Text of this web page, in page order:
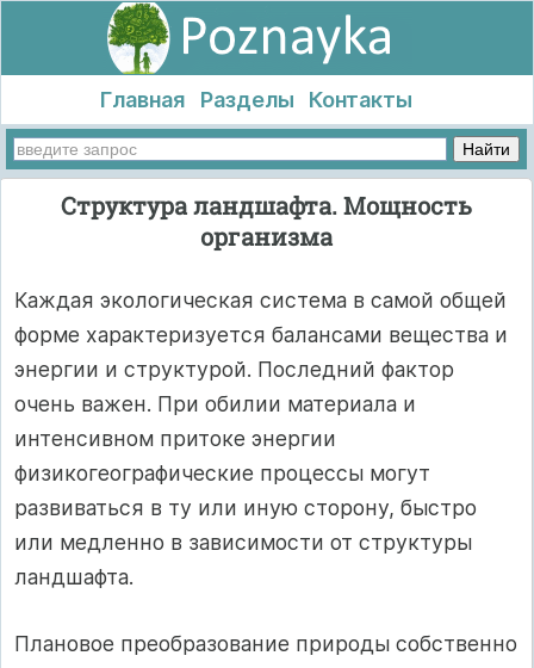
Главная Разделы Контакты
Структура ландшафта. Мощность
организма
Каждая экологическая система в самой общей
форме характеризуется балансами вещества и
энергии и структурой. Последний фактор
очень важен. При обилии материала и
интенсивном притоке энергии
физикогеографические процессы могут
развиваться в ту или иную сторону, быстро
или медленно в зависимости от структуры
ландшафта.
Плановое преобразование природы собственно